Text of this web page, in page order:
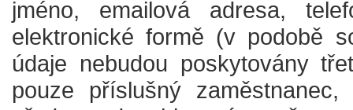
jméno, emailová adresa,
elektronické formě (v podobě
údaje nebudou poskytovány
pouze příslušný